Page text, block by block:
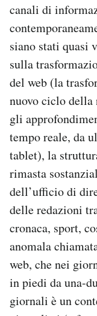
canali di
siano stati quasi
sulla
del web (la
nuovo ciclo
gli
tempo reale, da
tablet), la
rimasta
dell’ufficio di
delle redazioni
cronaca, sport,
anomala
web, che nei
in piedi da una-
giornali è un